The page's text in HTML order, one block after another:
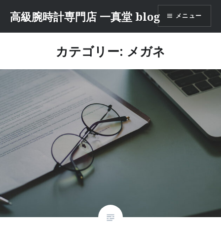
テ
へ
プ
高級腕時計専門店 一真堂 blog メニュー
カテゴリー: メガネ